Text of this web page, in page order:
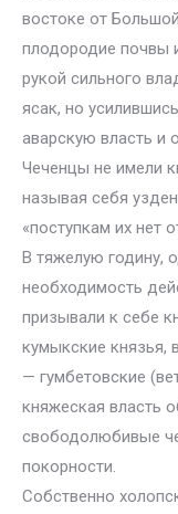
востоке от
плодородие почвы
рукой сильного
ясак, но
аварскую власть и
Чеченцы не имели
называя себя
«поступкам их нет
В тяжелую годину,
необходимость
призывали к себе
кумыкские князья,
— гумбетовские
княжеская власть
свободолюбивые
покорности.
Собственно